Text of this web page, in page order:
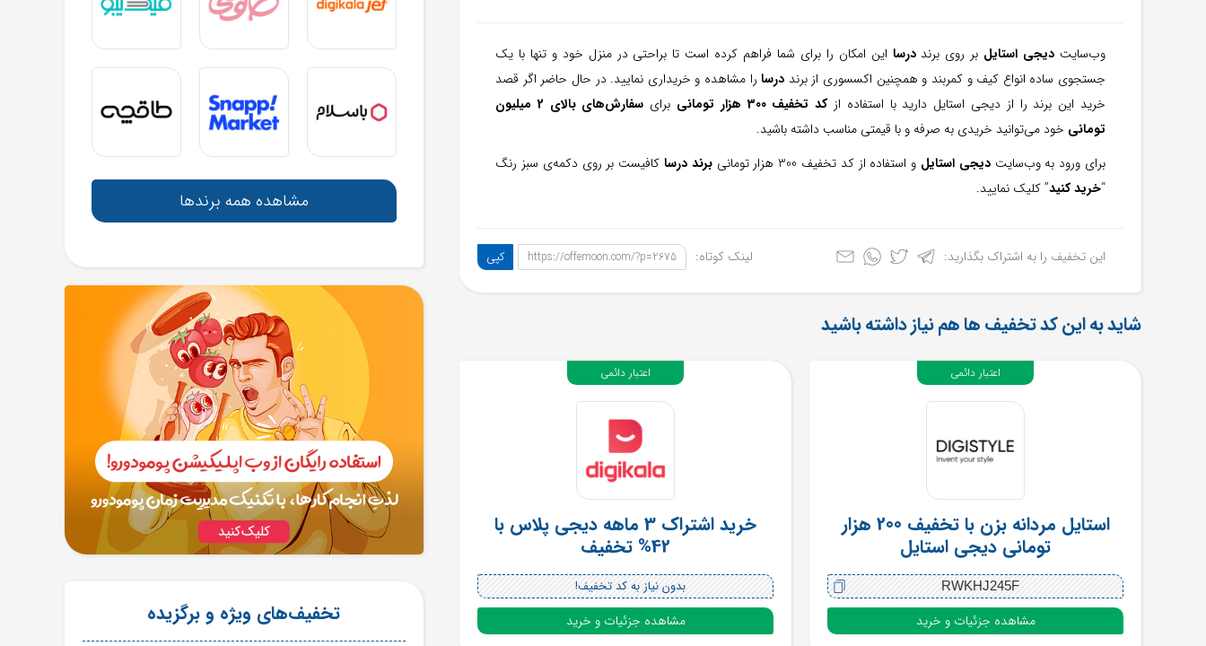
وب‌سایت دیجی استایل بر روی برنددرسا این امکان را برای شما فراهم کرده است تا براحتی در منزل خود و تنها با یک
جستجوی ساده انواع کیف و کمربند و همچنین اکسسوری از برند درسا را مشاهده و خریداری نمایید. در حال حاضر اگر قصد
خرید این برند را از دیجی استایل دارید با استفاده ازکد تخفیف 300 هزار تومانی برای
سفارش‌های بالای 2 میلیون
تومانی خود می‌توانید خریدی به صرفه و با قیمتی مناسب داشته باشید.
برای ورود به وب‌سایتدیجی استایل و استفاده از کد تخفیف 300 هزار تومانی برند درسا کافیست بر روی دکمه‌ی سبز رنگ
“خرید کنید” کلیک نمایید.
این تخفیف را به اشتراک بگذارید: لینک کوتاه: https://offemoon.com/?p=2675 کپی
شاید به این کد تخفیف ها هم نیاز داشته باشید
استایل مردانه بزن با تخفیف 200 هزار
تومانی دیجی استایل
RWKHJ245F
مشاهده جزئیات و خرید
اعتبار دائمی
خرید اشتراک 3 ماهه دیجی پلاس با
42% تخفیف
بدون نیاز به کد تخفیف!
مشاهده جزئیات و خرید
اعتبار دائمی
مشاهده همه برندها
تخفیف‌های ویژه و برگزیده